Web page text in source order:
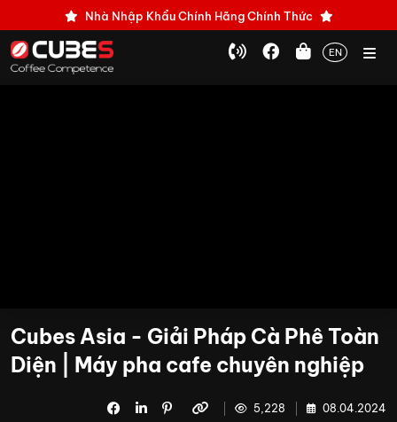
Nhà Nhập Khẩu Chính Hãng Chính Thức
EN
Cubes Asia - Giải Pháp Cà Phê Toàn
Diện | Máy pha cafe chuyên nghiệp
5,228 08.04.2024